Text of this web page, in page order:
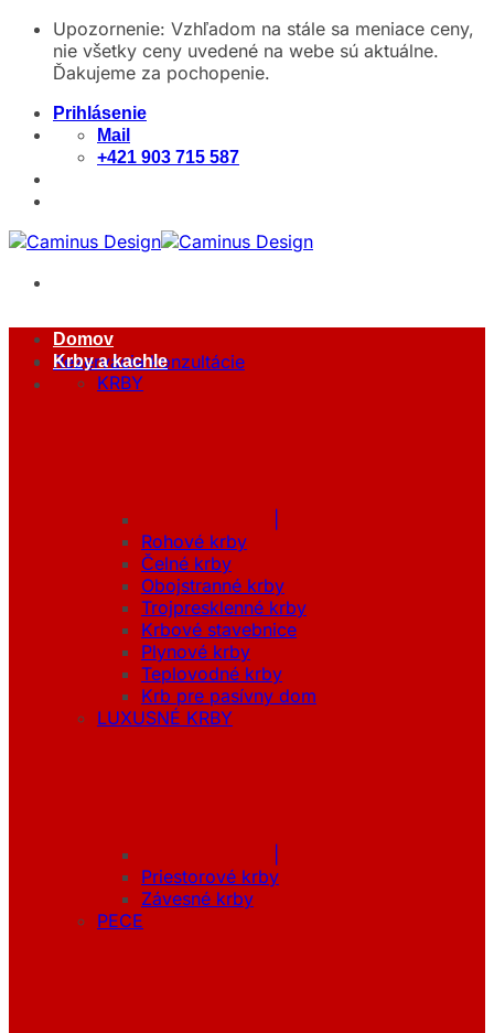
Skip
content
Upozornenie: Vzhľadom na stále sa meniace ceny,
nie všetky ceny uvedené na webe sú aktuálne.
Ďakujeme za pochopenie.
Prihlásenie
Mail
+421 903 715 587
Rezervácia konzultácie
Domov
Krby a kachle
KRBY
Rohové krby
Čelné krby
Obojstranné krby
Trojpresklenné krby
Krbové stavebnice
Plynové krby
Teplovodné krby
Krb pre pasívny dom
LUXUSNÉ KRBY
Priestorové krby
Závesné krby
PECE